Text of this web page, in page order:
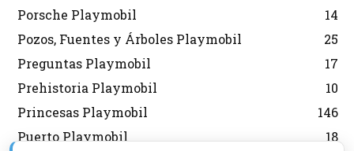
Porsche Playmobil
14
Pozos, Fuentes y Árboles Playmobil
25
Preguntas Playmobil
17
Prehistoria Playmobil
10
Princesas Playmobil
146
Puerto Playmobil
18